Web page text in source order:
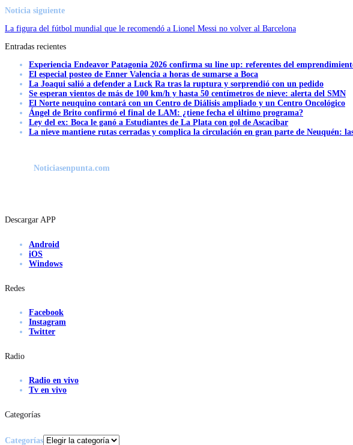
Noticia siguiente
La figura del fútbol mundial que le recomendó a Lionel Messi no volver al Barcelona
Entradas recientes
Experiencia Endeavor Patagonia 2026 confirma su line up: referentes del
El especial posteo de Enner Valencia a horas de sumarse a Boca
La Joaqui salió a defender a Luck Ra tras la ruptura y sorprendió con un pedido
Se esperan vientos de más de 100 km/h y hasta 50 centímetros de nieve: alerta del SMN
El Norte neuquino contará con un Centro de Diálisis ampliado y un Centro Oncológico
Ángel de Brito confirmó el final de LAM: ¿tiene fecha el último programa?
Ley del ex: Boca le ganó a Estudiantes de La Plata con gol de Ascacibar
La nieve mantiene rutas cerradas y complica la circulación en gran parte de Neuquén:
Noticiasenpunta.com
Descargar APP
Android
iOS
Windows
Redes
Facebook
Instagram
Twitter
Radio
Radio en vivo
Tv en vivo
Categorías
Categorías